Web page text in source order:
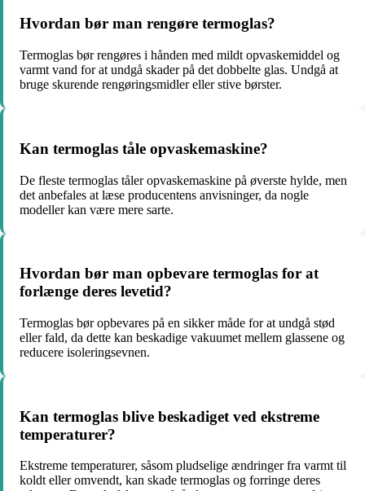
Hvordan bør man rengøre termoglas?
Termoglas bør rengøres i hånden med mildt opvaskemiddel og
varmt vand for at undgå skader på det dobbelte glas. Undgå at
bruge skurende rengøringsmidler eller stive børster.
Kan termoglas tåle opvaskemaskine?
De fleste termoglas tåler opvaskemaskine på øverste hylde, men
det anbefales at læse producentens anvisninger, da nogle
modeller kan være mere sarte.
Hvordan bør man opbevare termoglas for at
forlænge deres levetid?
Termoglas bør opbevares på en sikker måde for at undgå stød
eller fald, da dette kan beskadige vakuumet mellem glassene og
reducere isoleringsevnen.
Kan termoglas blive beskadiget ved ekstreme
temperaturer?
Ekstreme temperaturer, såsom pludselige ændringer fra varmt til
koldt eller omvendt, kan skade termoglas og forringe deres